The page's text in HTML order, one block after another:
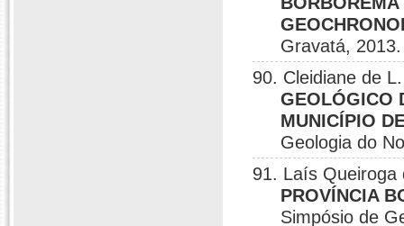
Gravatá, 2013.
90. Cleidiane de
GEOLÓGICO
MUNICÍPIO
Geologia do
91. Laís
PROVÍNCIA
Simpósio de